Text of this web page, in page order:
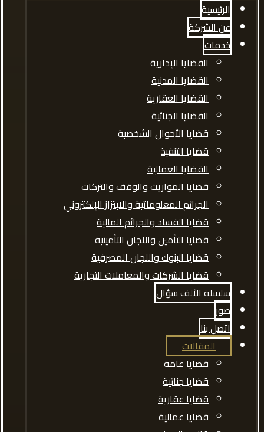
الرئيسية
عن الشركة
خدمات
القضايا الإدارية
القضايا المدنية
القضايا العقارية
القضايا الجنائية
قضايا الأحوال الشخصية
قضايا التنفيذ
القضايا العمالية
قضايا المواريث والوقف والتركات
الجرائم المعلوماتية والابتزاز الإلكتروني
قضايا الفساد والجرائم المالية
قضايا التأمين واللجان التأمينية
قضايا البنوك واللجان المصرفية
قضايا الشركات والمعاملات التجارية
سلسلة الألف سؤال
صور
اتصل بنا
المقالات
قضايا عامة
قضايا جنائية
قضايا عقارية
قضايا عمالية